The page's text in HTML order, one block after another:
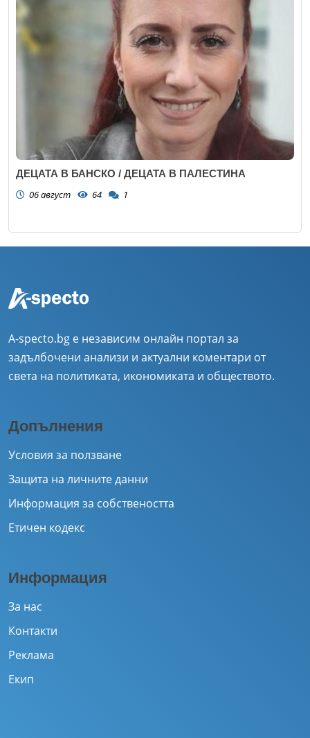
ДЕЦАТА В БАНСКО / ДЕЦАТА В ПАЛЕСТИНА
06 август 64 1
A-specto.bg е независим онлайн портал за
задълбочени анализи и актуални коментари от
света на политиката, икономиката и обществото.
Допълнения
Условия за ползване
Защита на личните данни
Информация за собствеността
Етичен кодекс
Информация
За нас
Контакти
Реклама
Екип